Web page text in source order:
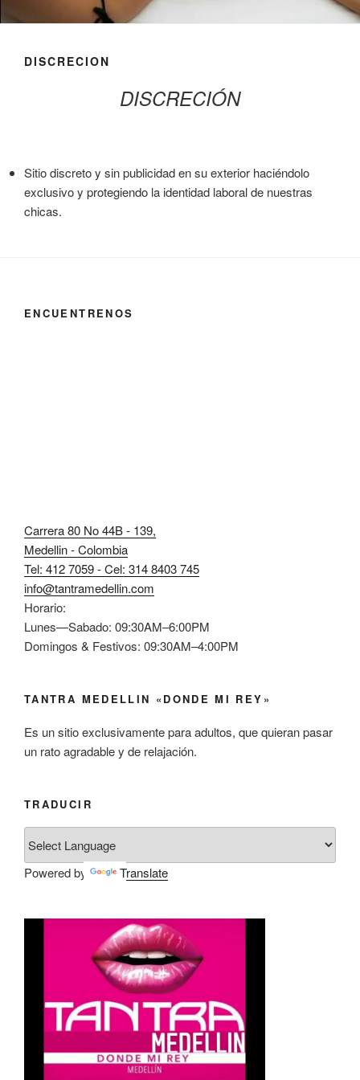
DISCRECION
DISCRECIÓN
Sitio discreto y sin publicidad en su exterior haciéndolo
exclusivo y protegiendo la identidad laboral de nuestras
chicas.
ENCUENTRENOS
Carrera 80 No 44B - 139,
Medellin - Colombia
Tel: 412 7059 - Cel: 314 8403 745
info@tantramedellin.com
Horario:
Lunes—Sabado: 09:30AM–6:00PM
Domingos & Festivos: 09:30AM–4:00PM
TANTRA MEDELLIN «DONDE MI REY»
Es un sitio exclusivamente para adultos, que quieran pasar
un rato agradable y de relajación.
TRADUCIR
Powered by Translate